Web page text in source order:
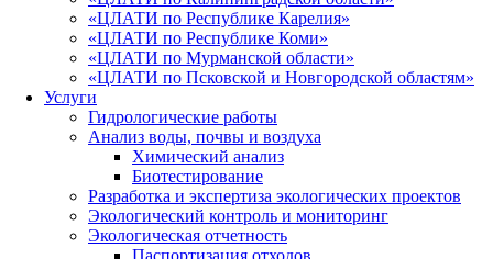
«ЦЛАТИ по Республике Карелия»
«ЦЛАТИ по Республике Коми»
«ЦЛАТИ по Мурманской области»
«ЦЛАТИ по Псковской и Новгородской областям»
Услуги
Гидрологические работы
Анализ воды, почвы и воздуха
Химический анализ
Биотестирование
Разработка и экспертиза экологических проектов
Экологический контроль и мониторинг
Экологическая отчетность
Паспортизация отходов